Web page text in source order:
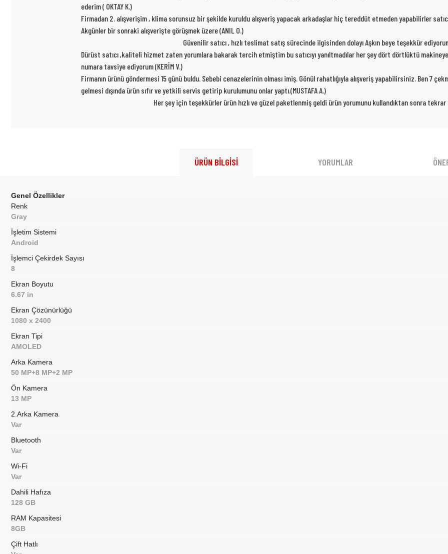
ederim ( OKTAY K.)
Firmadan 2. alışverişim , klima sorunsuz bir şekilde kuruldu alışveriş yapacak arkadaşlar hiç tereddüt etmeden yapabilirler
Akgünler bir sonraki alışverişte görüşmek üzere (ANIL O.)
Güvenilir satıcı , hızlı teslimat satış sürecinde ilgisinden dolayı Aşkın beye teşekkür ediyorum
Dürüst satıcı ,kaliteli hizmet zaten yorumlara bakarak tercih etmiştim bu satıcıyı yanıltmadılar her şey dört dörtlüktü
numara tavsiye ediyorum (KERİM V.)
Firmanın ürünü göndermesi 15 günü buldu. Sebebi cenazelerinin olması imiş. Gönül rahatlığıyla alışveriş yapabilirsiniz. Ben 7
gelmesi dışında ürün sıfır ve yetkili servis getirip kurulumunu onlar yaptı.(MUSTAFA A.)
Her şey için teşekkürler ürün hızlı ve güzel paketlenmiş geldi ürün yorumunu kullandıktan sonra tekrar
ÜRÜN BİLGİSİ YORUMLAR
Genel Özellikler
Renk
Gray
İşletim Sistemi
Android
İşlemci Çekirdek Sayısı
8
Ekran Boyutu
6.67 in
Ekran Çözünürlüğü
1080 x 2400
Ekran Tipi
AMOLED
Arka Kamera
50 MP+8 MP+2 MP
Ön Kamera
13 MP
2.Arka Kamera
Var
Bluetooth
Var
Wi-Fi
Var
Dahili Hafıza
128 GB
RAM Kapasitesi
8GB
Çift Hatlı